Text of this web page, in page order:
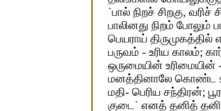
`பால் நிறச் சிறகு,
பாலினது நிறம்
பெயராய்
பருவம் - உரிய காலம்;
ஒருமையின்
மனத்தினாலே கொண்ட
மதி- பெரிய சந்திரன்;
குடை` எனத் தனித்